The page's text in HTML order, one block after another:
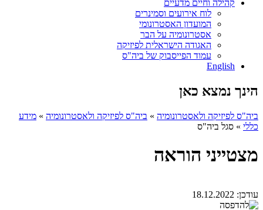
קהילה וחיים מדעיים
לוח אירועים וסמינרים
המועדון האסטרונומי
אסטרונומיה על הבר
האגודה הישראלית לפיזיקה
עמוד הפייסבוק של ביה"ס
English
הינך נמצא כאן
ביה"ס לפיזיקה ולאסטרונומיה » ביה"ס לפיזיקה ולאסטרונומיה » מידע
כללי » סגל ביה"ס
מצטייני הוראה
עודכן: 18.12.2022